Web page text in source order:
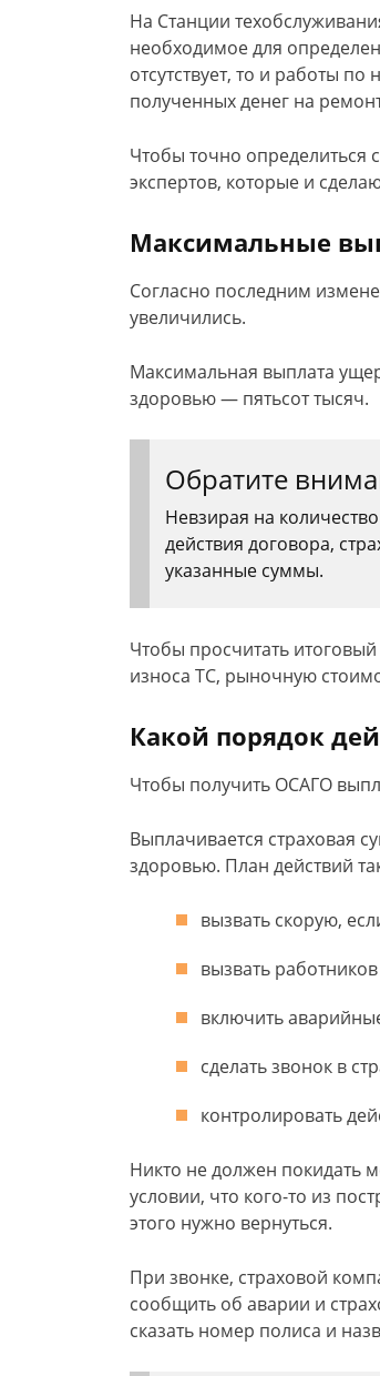
На Станции
необходимое для
отсутствует, то и работы
полученных денег на
Чтобы точно определиться
экспертов, которые и
Максимальные
Согласно последним
увеличились.
Максимальная выплата
здоровью — пятьсот тысяч.
Обратите
Невзирая на
действия договора,
указанные суммы.
Чтобы просчитать
износа ТС, рыночную
Какой порядок
Чтобы получить ОСАГО
Выплачивается страховая
здоровью. План действий
вызвать скорую,
вызвать
включить
сделать звонок в
контролировать
Никто не должен покидать
условии, что кого-то из
этого нужно вернуться.
При звонке, страховой
сообщить об аварии и
сказать номер полиса и